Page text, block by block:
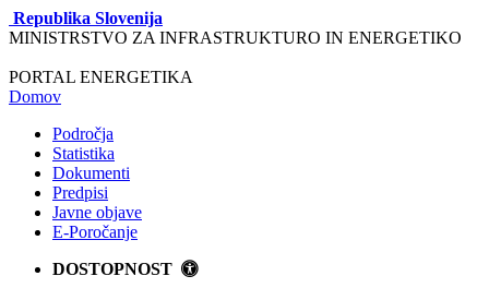
Republika Slovenija
MINISTRSTVO ZA INFRASTRUKTURO IN ENERGETIKO
PORTAL ENERGETIKA
Domov
Področja
Statistika
Dokumenti
Predpisi
Javne objave
E-Poročanje
DOSTOPNOST